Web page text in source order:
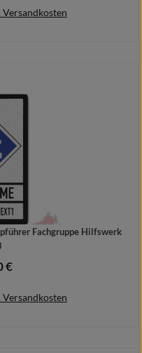
Versandkosten
Fachgruppe Hilfswerk
€
Versandkosten